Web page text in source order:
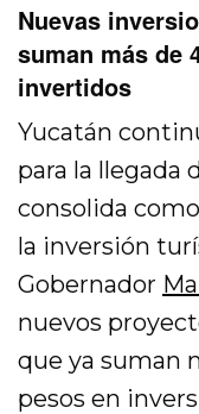
Nuevas
suman más de
invertidos
Yucatán
para la llegada
consolida
la inversión
Gobernador
nuevos
que ya suman
pesos en